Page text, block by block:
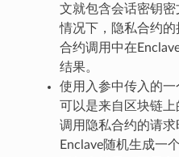
文就包含会话密钥
情况下，隐私合约
合约调用中在
结果。
使用入参中传入的
可以是来自区块链
调用隐私合约的请求
Enclave随机生成一